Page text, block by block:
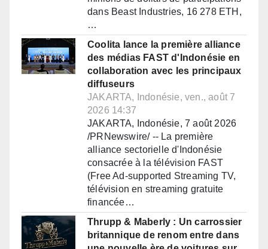
dans Beast Industries, 16 278 ETH,
…
Coolita lance la première alliance
des médias FAST d'Indonésie en
collaboration avec les principaux
diffuseurs
JAKARTA, Indonésie, ven., août 7
2026 14:37
JAKARTA, Indonésie, 7 août 2026
/PRNewswire/ -- La première
alliance sectorielle d'Indonésie
consacrée à la télévision FAST
(Free Ad-supported Streaming TV,
télévision en streaming gratuite
financée…
Thrupp & Maberly : Un carrossier
britannique de renom entre dans